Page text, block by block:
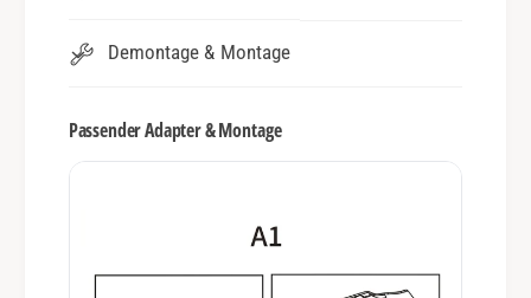
Demontage & Montage
Passender Adapter & Montage